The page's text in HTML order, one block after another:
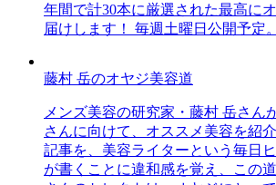
年間で計30本に厳選された最高に
届けします！ 毎週土曜日公開予定。
藤村 岳のオヤジ美容道
メンズ美容の研究家・藤村 岳さん
さんに向けて、オススメ美容を紹
記事を、美容ライターという毎日
が書くことに違和感を覚え、この